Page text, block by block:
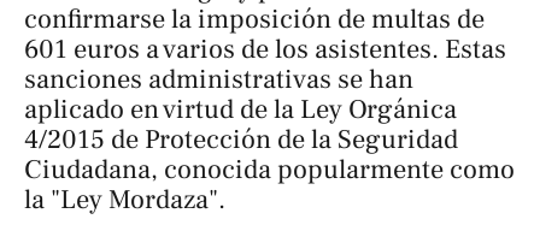
confirmarse la imposición de multas de
601 euros a varios de los asistentes. Estas
sanciones administrativas se han
aplicado en virtud de la Ley Orgánica
4/2015 de Protección de la Seguridad
Ciudadana, conocida popularmente como
la "Ley Mordaza".